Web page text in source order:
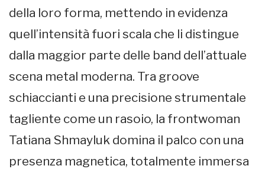
della loro forma, mettendo in evidenza
quell’intensità fuori scala che li distingue
dalla maggior parte delle band dell’attuale
scena metal moderna. Tra groove
schiaccianti e una precisione strumentale
tagliente come un rasoio, la frontwoman
Tatiana Shmayluk domina il palco con una
presenza magnetica, totalmente immersa